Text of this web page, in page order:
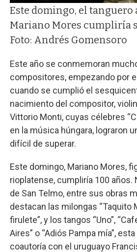
Este domingo, el
Mariano Mores cumpliría
Foto: Andrés Gomensoro
Este año se conmemoran
compositores, empezando por
cuando se cumplió el
nacimiento del compositor,
Vittorio Monti, cuyas célebres
en la música húngara, lograron
difícil de superar.
Este domingo, Mariano Mores,
rioplatense, cumpliría 100 años.
de San Telmo, entre sus obras
destacan las milongas “Taquito
firulete”, y los tangos “Uno”,
Aires” o “Adiós Pampa mía”,
coautoría con el uruguayo